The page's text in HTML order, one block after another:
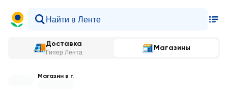
Доставка
Гипер Лента
Магазины
Магазин в г.